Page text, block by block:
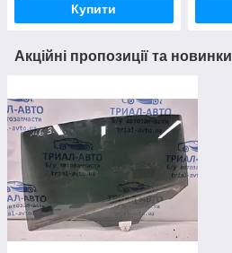
Купити
Акційні пропозиції та новинки